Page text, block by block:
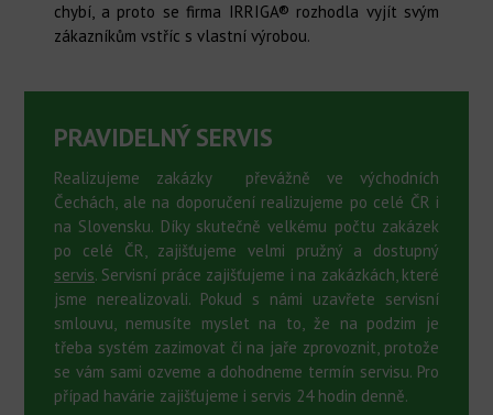
chybí, a proto se firma IRRIGA® rozhodla vyjít svým
zákazníkům vstříc s vlastní výrobou.
PRAVIDELNÝ SERVIS
Realizujeme zakázky převážně ve východních
Čechách, ale na doporučení realizujeme po celé ČR i
na Slovensku. Díky skutečně velkému počtu zakázek
po celé ČR, zajišťujeme velmi pružný a dostupný
servis. Servisní práce zajišťujeme i na zakázkách, které
jsme nerealizovali. Pokud s námi uzavřete servisní
smlouvu, nemusíte myslet na to, že na podzim je
třeba systém zazimovat či na jaře zprovoznit, protože
se vám sami ozveme a dohodneme termín servisu. Pro
případ havárie zajišťujeme i servis 24 hodin denně.